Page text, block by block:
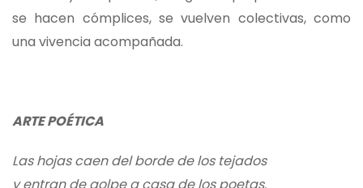
se hacen cómplices, se vuelven colectivas, como
una vivencia acompañada.
ARTE POÉTICA
Las hojas caen del borde de los tejados